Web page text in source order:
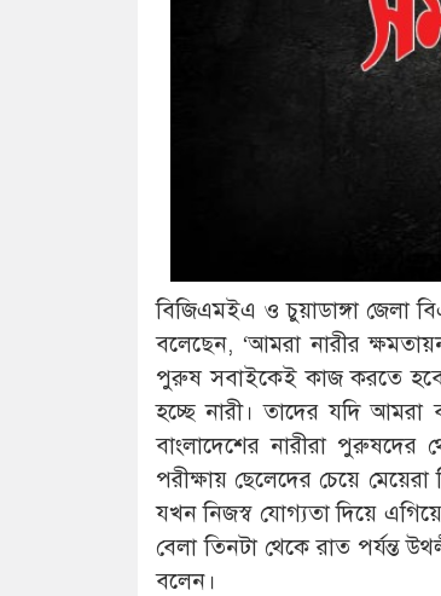
বিজিএমইএ ও চুয়াডাঙ্গা জেলা
বলেছেন, ‘আমরা নারীর
পুরুষ সবাইকেই কাজ করতে
হচ্ছে নারী। তাদের যদি আমরা
বাংলাদেশের নারীরা
পরীক্ষায় ছেলেদের চেয়ে
যখন নিজস্ব যোগ্যতা দিয়ে
বেলা তিনটা থেকে রাত পর্যন্ত
বলেন।